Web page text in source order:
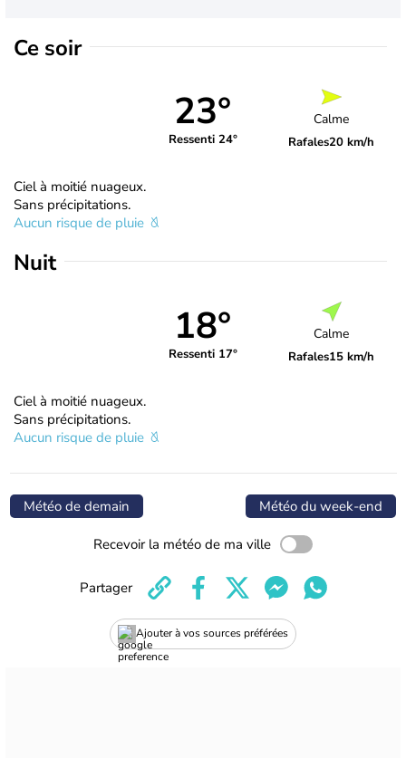
Ce soir
23°
Ressenti 24°
Calme
Rafales20 km/h
Ciel à moitié nuageux.
Sans précipitations.
Aucun risque de pluie
Nuit
18°
Ressenti 17°
Calme
Rafales15 km/h
Ciel à moitié nuageux.
Sans précipitations.
Aucun risque de pluie
Météo de demain Météo du week-end
Recevoir la météo de ma ville
Ajouter à vos sources préférées
Partager